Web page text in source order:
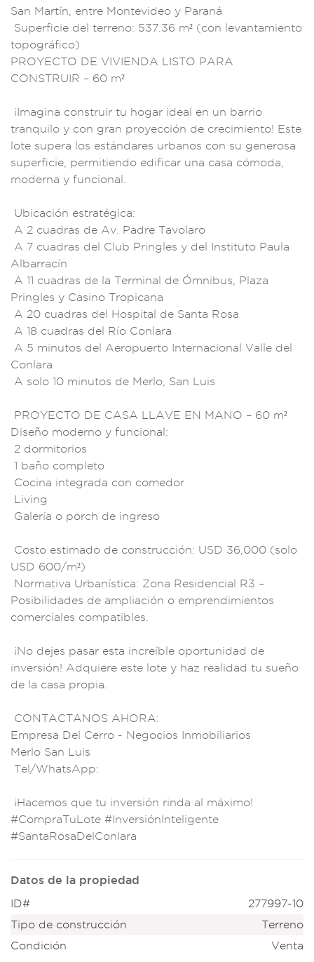
San Martín, entre Montevideo y Paraná
Superficie del terreno: 537.36 m² (con levantamiento
topográfico)
PROYECTO DE VIVIENDA LISTO PARA
CONSTRUIR – 60 m²
¡Imagina construir tu hogar ideal en un barrio
tranquilo y con gran proyección de crecimiento! Este
lote supera los estándares urbanos con su generosa
superficie, permitiendo edificar una casa cómoda,
moderna y funcional.
Ubicación estratégica:
A 2 cuadras de Av. Padre Tavolaro
A 7 cuadras del Club Pringles y del Instituto Paula
Albarracín
A 11 cuadras de la Terminal de Ómnibus, P laza
Pringles y Casino Tropicana
A 20 cuadras del Hospital de Santa Rosa
A 18 cuadras del Río Conlara
A 5 minutos del Aeropuerto Internacional Va lle del
Conlara
A solo 10 minutos de Merlo, San Luis
PROYECTO DE CASA LLAVE EN MANO – 60 m²
Diseño moderno y funcional :
2 dormitorios
1 baño completo
Cocina integrada con comedor
Living
Galería o porch de ingreso
Costo estimado de construcción: USD 36,000 (solo
USD 600/m²)
Normativa Urbanística: Zona Residencial R3 –
Posibi lidades de ampliación o emprendimientos
comerciales compatibles.
¡No dejes pasar esta increíbl e oportunidad de
inversión! Adquiere este lote y haz realidad tu sueño
de la casa propia.
CONTACTANOS AHORA:
Empresa Del Cerro - Negocios Inmobi liarios
Merlo San Luis
Tel/WhatsApp:
¡Hacemos que tu inversión rinda al máximo!
#CompraTuLote #InversiónInteligente
#SantaRosaDelConl ara
Datos de la propiedad
ID#
277997-10
Tipo de construcción
Terreno
Condición
Venta